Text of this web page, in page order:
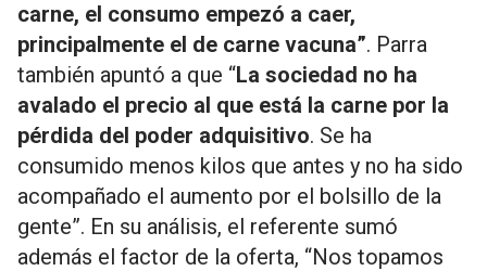
carne, el consumo empezó a caer,
principalmente el de carne vacuna”. Parra
también apuntó a que “La sociedad no ha
avalado el precio al que está la carne por la
pérdida del poder adquisitivo. Se ha
consumido menos kilos que antes y no ha sido
acompañado el aumento por el bolsillo de la
gente”. En su análisis, el referente sumó
además el factor de la oferta, “Nos topamos